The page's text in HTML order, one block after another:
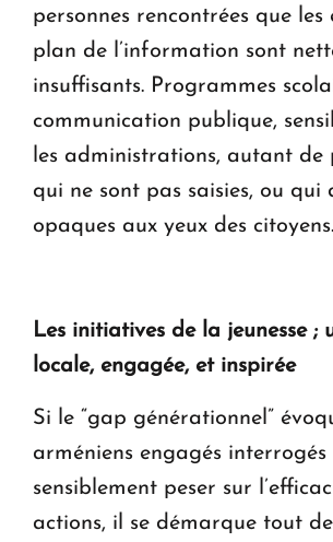
personnes rencontrées que
plan de l’information sont
insuffisants. Programmes
communication publique,
les administrations, autant de
qui ne sont pas saisies, ou qui
opaques aux yeux des citoyens.
Les initiatives de la jeunesse ;
locale, engagée, et inspirée
Si le “gap générationnel”
arméniens engagés interrogés
sensiblement peser sur
actions, il se démarque tout